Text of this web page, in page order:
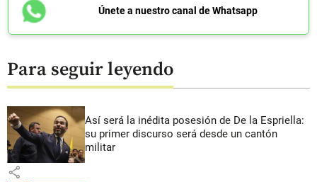
Únete a nuestro canal de Whatsapp
Para seguir leyendo
Así será la inédita posesión de De la Espriella:
su primer discurso será desde un cantón
militar
share